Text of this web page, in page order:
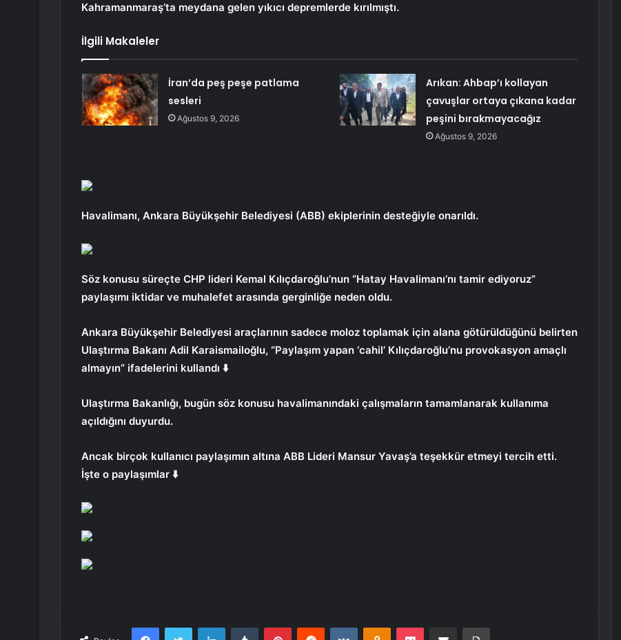
Kahramanmaraş’ta meydana gelen yıkıcı depremlerde kırılmıştı.
İlgili Makaleler
İran’da peş peşe patlama
sesleri
Ağustos 9, 2026
Arıkan: Ahbap’ı kollayan
çavuşlar ortaya çıkana kadar
peşini bırakmayacağız
Ağustos 9, 2026
Havalimanı, Ankara Büyükşehir Belediyesi (ABB) ekiplerinin desteğiyle onarıldı.
Söz konusu süreçte CHP lideri Kemal Kılıçdaroğlu’nun “Hatay Havalimanı’nı tamir ediyoruz”
paylaşımı iktidar ve muhalefet arasında gerginliğe neden oldu.
Ankara Büyükşehir Belediyesi araçlarının sadece moloz toplamak için alana götürüldüğünü belirten
Ulaştırma Bakanı Adil Karaismailoğlu, “Paylaşım yapan ‘cahil’ Kılıçdaroğlu’nu provokasyon amaçlı
almayın” ifadelerini kullandı ⬇️
Ulaştırma Bakanlığı, bugün söz konusu havalimanındaki çalışmaların tamamlanarak kullanıma
açıldığını duyurdu.
Ancak birçok kullanıcı paylaşımın altına ABB Lideri Mansur Yavaş’a teşekkür etmeyi tercih etti.
İşte o paylaşımlar ⬇️
FacebookTwitter LinkedInTumblr PinterestReddit VKontakteOdnoklassniki
Pocket E-Posta ile paylaş Yazdır